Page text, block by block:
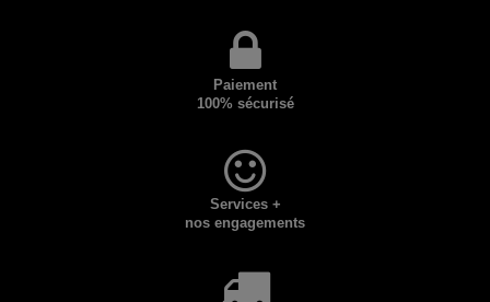
Paiement
100% sécurisé
Services +
nos engagements